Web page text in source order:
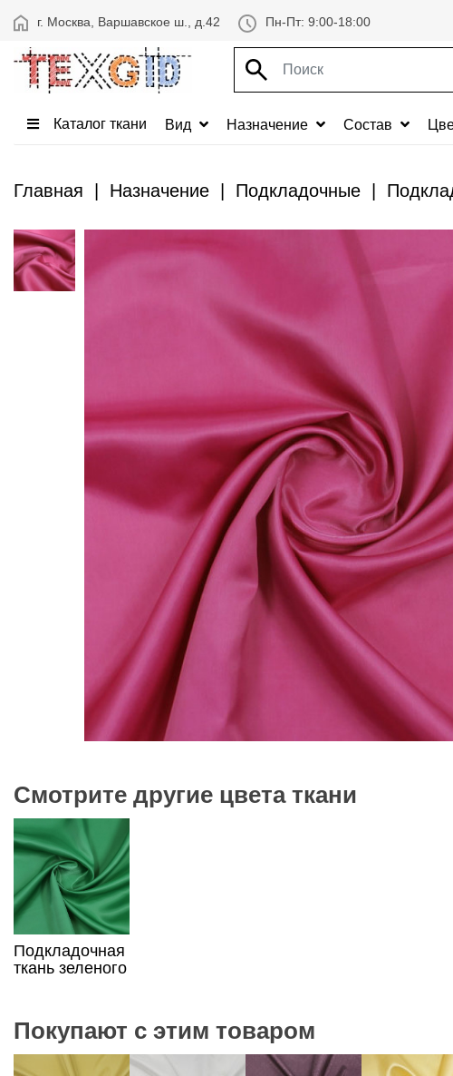
г. Москва, Варшавское ш., д.42 Пн-Пт: 9:00-18:00
Каталог ткани Вид Назначение Состав
Главная Назначение Подкладочные
Смотрите другие цвета ткани
Подкладочная
ткань зеленого
Покупают с этим товаром